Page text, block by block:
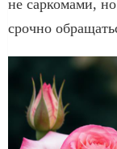
не саркомами,
срочно